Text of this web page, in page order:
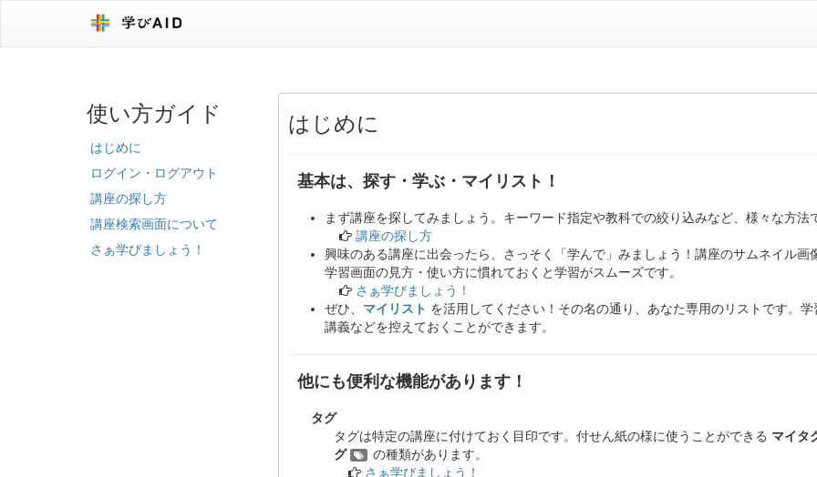
使い方ガイド
はじめに
ログイン・ログアウト
講座の探し方
講座検索画面について
さぁ学びましょう！
はじめに
基本は、探す・学ぶ・マイリスト！
まず講座を探してみましょう。キーワード指定や教科での絞り込みなど、様々な方法
講座の探し方
興味のある講座に出会ったら、さっそく「学んで」みましょう！講座のサムネイル画
学習画面の見方・使い方に慣れておくと学習がスムーズです。
さぁ学びましょう！
ぜひ、 マイリスト を活用してください！その名の通り、あなた専用のリストです。
講義などを控えておくことができます。
他にも便利な機能があります！
タグ
タグは特定の講座に付けておく目印です。付せん紙の様に使うことができる マイタ
グ
の種類があります。
さぁ学びましょう！